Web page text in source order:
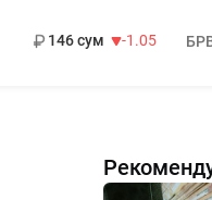
146 сум
-1.05